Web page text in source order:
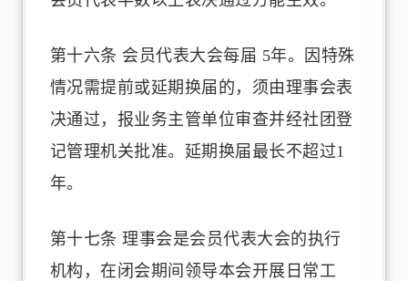
第十六条 会员代表大会每届 5年。因特殊
情况需提前或延期换届的，须由理事会表
决通过，报业务主管单位审查并经社团登
记管理机关批准。延期换届最长不超过1
年。
第十七条 理事会是会员代表大会的执行
机构，在闭会期间领导本会开展日常工